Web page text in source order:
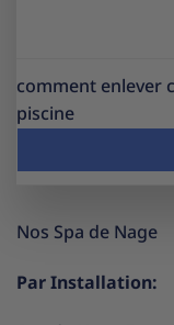
comment enlever
piscine
Nos Spa de Nage
Par Installation: